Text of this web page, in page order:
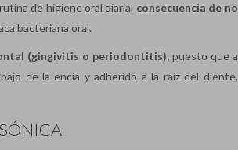
de higiene oral diaria, consecuencia de no
bacteriana oral.
(gingivitis o periodontitis),puesto que a
de la encía y adherido a la raíz del diente,